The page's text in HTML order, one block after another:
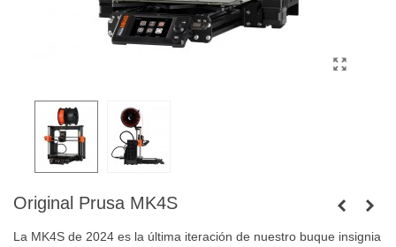
Original Prusa MK4S
La MK4S de 2024 es la última iteración de nuestro buque insignia